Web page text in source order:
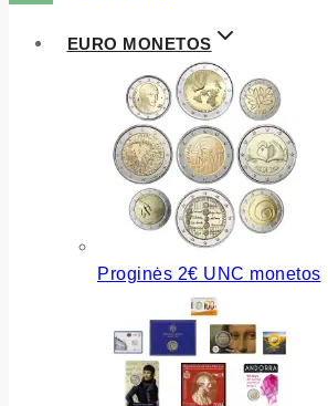
EURO MONETOS
Proginės 2€ UNC monetos